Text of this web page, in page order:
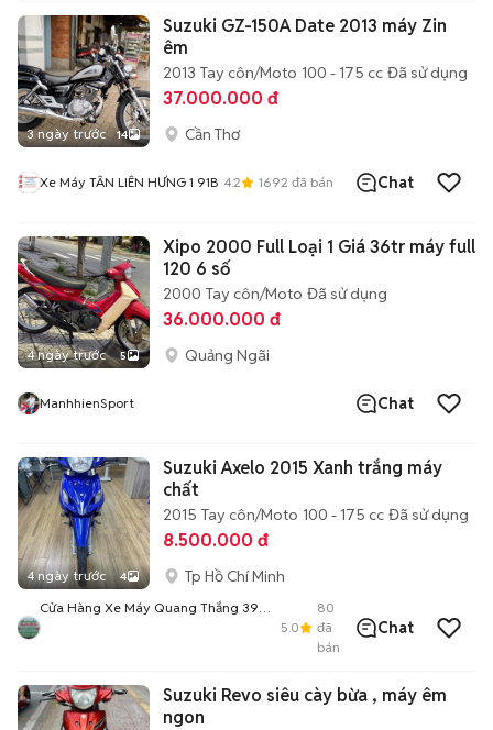
3 ngày trước 14
Suzuki GZ-150A Date 2013 máy Zin
êm
2013 Tay côn/Moto 100 - 175 cc Đã sử dụng
37.000.000 đ
Cần Thơ
Xe Máy TÂN LIÊN HƯNG 1 91B 4.2 1692 đã bán Chat
4 ngày trước 5
Xipo 2000 Full Loại 1 Giá 36tr máy full
120 6 số
2000 Tay côn/Moto Đã sử dụng
36.000.000 đ
Quảng Ngãi
ManhhienSport Chat
4 ngày trước 4
Suzuki Axelo 2015 Xanh trắng máy
chất
2015 Tay côn/Moto 100 - 175 cc Đã sử dụng
8.500.000 đ
Tp Hồ Chí Minh
Cửa Hàng Xe Máy Quang Thắng 394
Phạm Thế Hiển Q8
5.0
80
đã
bán
Chat
Suzuki Revo siêu cày bừa , máy êm
ngon